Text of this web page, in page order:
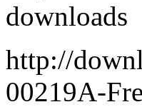
downloads
http://
00219A-